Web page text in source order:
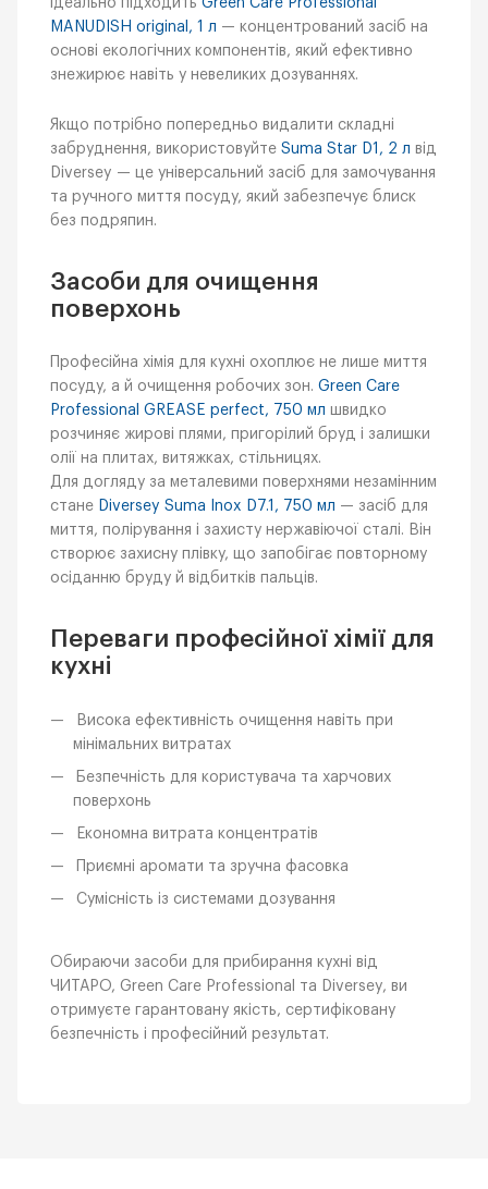
ідеально підходить Green Care Professional
MANUDISH original, 1 л — концентрований засіб на
основі екологічних компонентів, який ефективно
знежирює навіть у невеликих дозуваннях.
Якщо потрібно попередньо видалити складні
забруднення, використовуйте Suma Star D1, 2 л від
Diversey — це універсальний засіб для замочування
та ручного миття посуду, який забезпечує блиск
без подряпин.
Засоби для очищення
поверхонь
Професійна хімія для кухні охоплює не лише миття
посуду, а й очищення робочих зон. Green Care
Professional GREASE perfect, 750 мл швидко
розчиняє жирові плями, пригорілий бруд і залишки
олії на плитах, витяжках, стільницях.
Для догляду за металевими поверхнями незамінним
стане
Diversey Suma Inox D7.1, 750 мл — засіб для
миття, полірування і захисту нержавіючої сталі. Він
створює захисну плівку, що запобігає повторному
осіданню бруду й відбитків пальців.
Переваги професійної хімії для
кухні
Висока ефективність очищення навіть при
мінімальних витратах
Безпечність для користувача та харчових
поверхонь
Економна витрата концентратів
Приємні аромати та зручна фасовка
Сумісність із системами дозування
Обираючи засоби для прибирання кухні від
ЧИТАРО, Green Care Professional та Diversey, ви
отримуєте гарантовану якість, сертифіковану
безпечність і професійний результат.